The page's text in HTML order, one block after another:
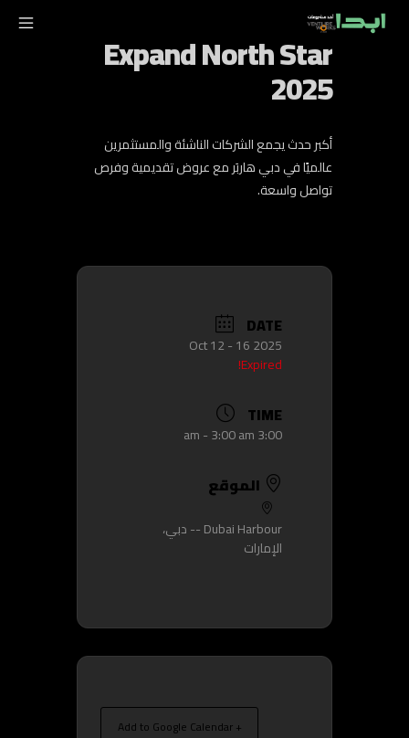
Expand North Star
2025
أكبر حدث يجمع الشركات الناشئة والمستثمرين
عالميًا في دبي هاربَر مع عروض تقديمية وفرص
تواصل واسعة.
DATE
Oct 12 - 16 2025
Expired!
TIME
3:00 am - 3:00 am
الموقع
Dubai Harbour -- دبي،
الإمارات
+ Add to Google Calendar